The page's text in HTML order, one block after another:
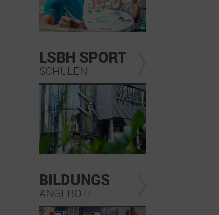
LSBH SPORT
SCHULEN
BILDUNGS
ANGEBOTE